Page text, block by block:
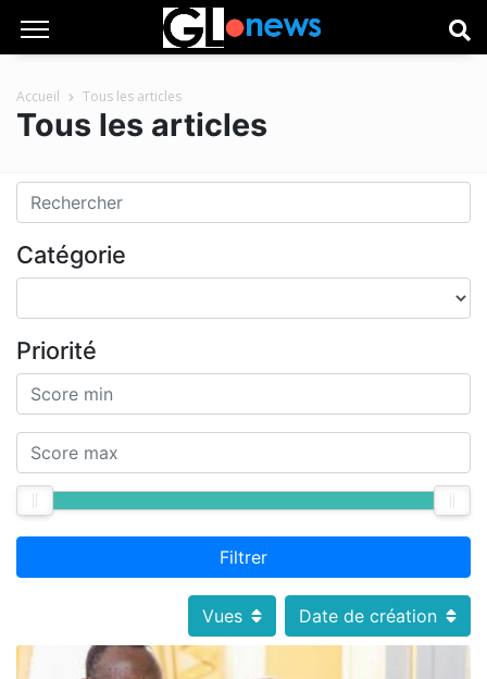
Accueil Tous les articles
Tous les articles
Catégorie
Priorité
Filtrer
Vues Date de création